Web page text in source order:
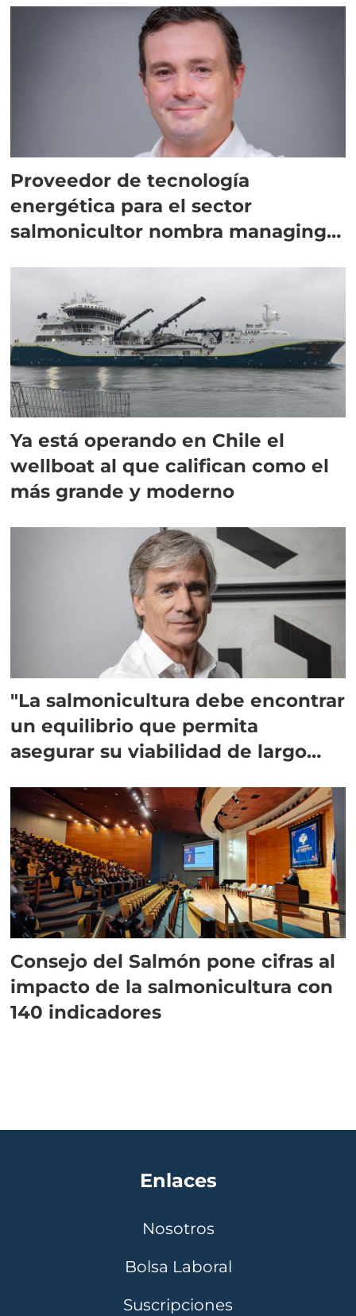
Proveedor de tecnología
energética para el sector
salmonicultor nombra managing
Ya está operando en Chile el
wellboat al que califican como el
más grande y moderno
"La salmonicultura debe encontrar
un equilibrio que permita
asegurar su viabilidad de largo
Consejo del Salmón pone cifras al
impacto de la salmonicultura con
140 indicadores
Enlaces
Nosotros
Bolsa Laboral
Suscripciones